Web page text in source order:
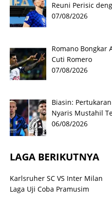
Reuni Perisic
07/08/2026
Romano Bongkar
Cuti Romero
07/08/2026
Biasin:
Nyaris Mustahil
06/08/2026
LAGA BERIKUTNYA
Karlsruher SC VS Inter Milan
Laga Uji Coba Pramusim